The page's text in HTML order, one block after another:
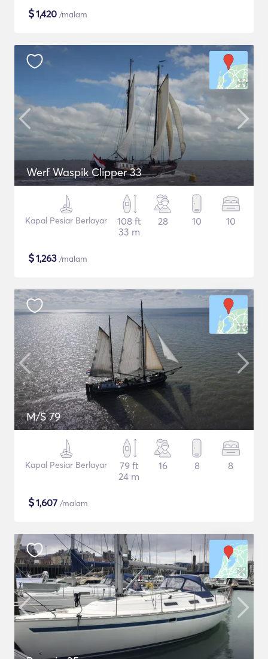
$1,420 /malam
Werf Waspik Clipper 33
Kapal Pesiar Berlayar
108 ft
33 m
28 10 10
$1,263 /malam
M/S 79
Kapal Pesiar Berlayar
79 ft
24 m
16 8 8
$1,607 /malam